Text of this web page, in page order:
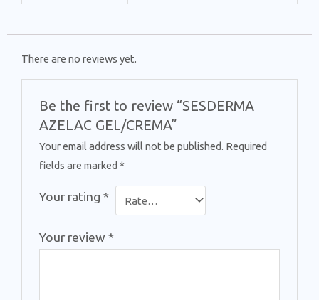
There are no reviews yet.
Be the first to review “SESDERMA
AZELAC GEL/CREMA”
Your email address will not be published. Required
fields are marked*
Your rating*
Your review*